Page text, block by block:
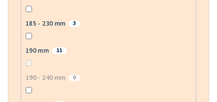
185 - 230 mm 3
190 mm 11
190 - 240 mm 0